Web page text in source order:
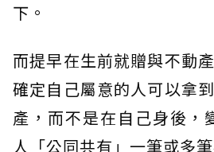
下。
而提早在生前就贈與不動
確定自己屬意的人可以拿
產，而不是在自己身後，
人「公同共有」一筆或多